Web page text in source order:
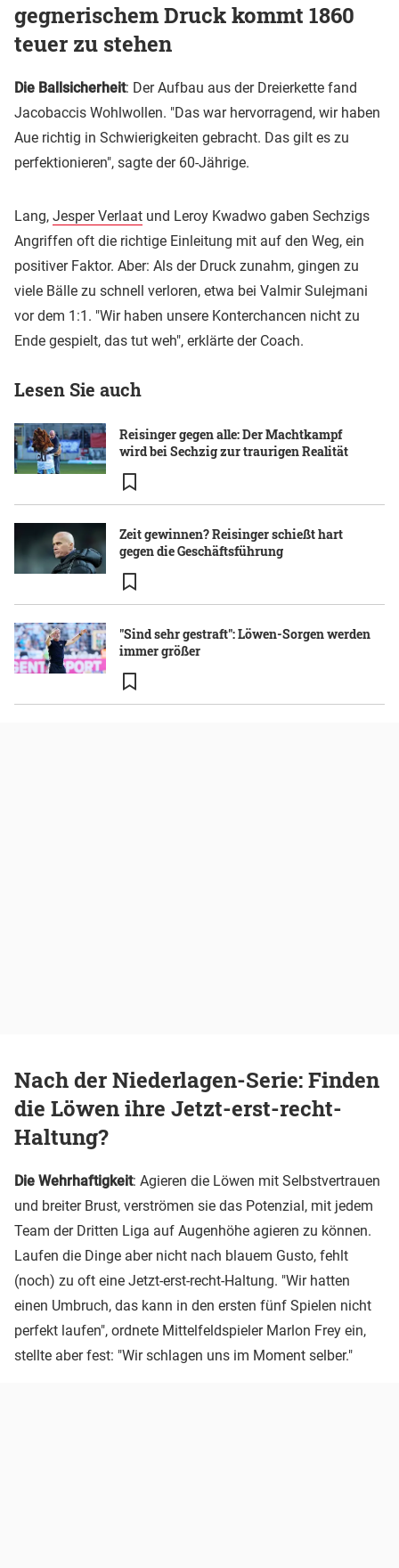
gegnerischem Druck kommt 1860
teuer zu stehen
Die Ballsicherheit: Der Aufbau aus der Dreierkette fand
Jacobaccis Wohlwollen. "Das war hervorragend, wir haben
Aue richtig in Schwierigkeiten gebracht. Das gilt es zu
perfektionieren", sagte der 60-Jährige.
Lang, Jesper Verlaat und Leroy Kwadwo gaben Sechzigs
Angriffen oft die richtige Einleitung mit auf den Weg, ein
positiver Faktor. Aber: Als der Druck zunahm, gingen zu
viele Bälle zu schnell verloren, etwa bei Valmir Sulejmani
vor dem 1:1. "Wir haben unsere Konterchancen nicht zu
Ende gespielt, das tut weh", erklärte der Coach.
Lesen Sie auch
Reisinger gegen alle: Der Machtkampf
wird bei Sechzig zur traurigen Realität
Zeit gewinnen? Reisinger schießt hart
gegen die Geschäftsführung
"Sind sehr gestraft": Löwen-Sorgen werden
immer größer
Nach der Niederlagen-Serie: Finden
die Löwen ihre Jetzt-erst-recht-
Haltung?
Die Wehrhaftigkeit: Agieren die Löwen mit Selbstvertrauen
und breiter Brust, verströmen sie das Potenzial, mit jedem
Team der Dritten Liga auf Augenhöhe agieren zu können.
Laufen die Dinge aber nicht nach blauem Gusto, fehlt
(noch) zu oft eine Jetzt-erst-recht-Haltung. "Wir hatten
einen Umbruch, das kann in den ersten fünf Spielen nicht
perfekt laufen", ordnete Mittelfeldspieler Marlon Frey ein,
stellte aber fest: "Wir schlagen uns im Moment selber."